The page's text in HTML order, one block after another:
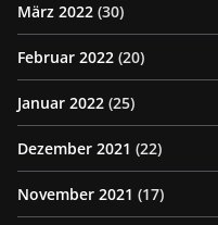
März 2022 (30)
Februar 2022 (20)
Januar 2022 (25)
Dezember 2021 (22)
November 2021 (17)